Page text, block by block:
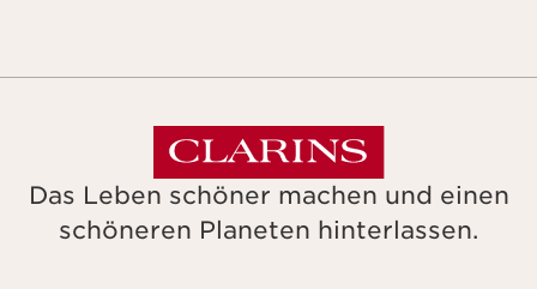
Das Leben schöner machen und einen
schöneren Planeten hinterlassen.